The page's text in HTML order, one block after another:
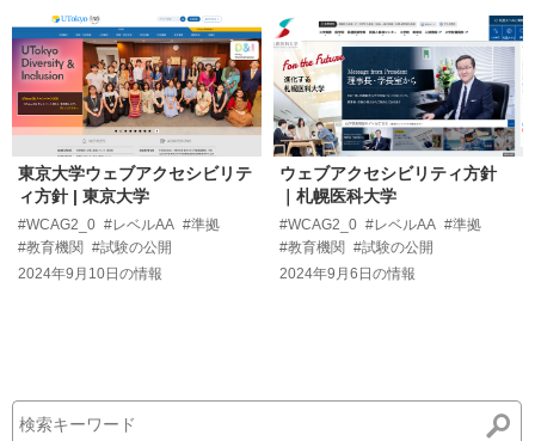
東京大学ウェブアクセシビリテ
ィ方針 | 東京大学
#WCAG2_0 #レベルAA #準拠
#教育機関 #試験の公開
2024年9月10日の情報
ウェブアクセシビリティ方針
｜札幌医科大学
#WCAG2_0 #レベルAA #準拠
#教育機関 #試験の公開
2024年9月6日の情報